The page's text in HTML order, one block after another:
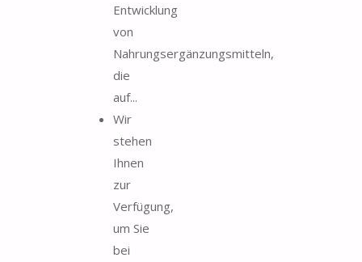
Entwicklung
von
Nahrungsergänzungsmitteln,
die
auf...
Wir
stehen
Ihnen
zur
Verfügung,
um Sie
bei